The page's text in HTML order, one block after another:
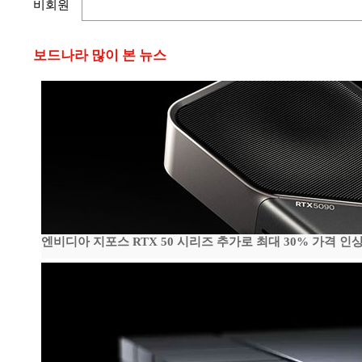
비회원
보드나라 많이 본 뉴스
엔비디아 지포스 RTX 50 시리즈 추가로 최대 30% 가격 인